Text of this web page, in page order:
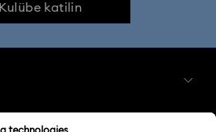
Kulübe katilin